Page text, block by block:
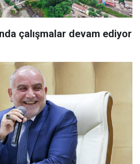
çalışmalar devam ediyor